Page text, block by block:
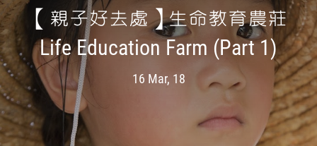
【親子好去處】生命教育農莊
Life Education Farm (Part 1)
16 Mar, 18